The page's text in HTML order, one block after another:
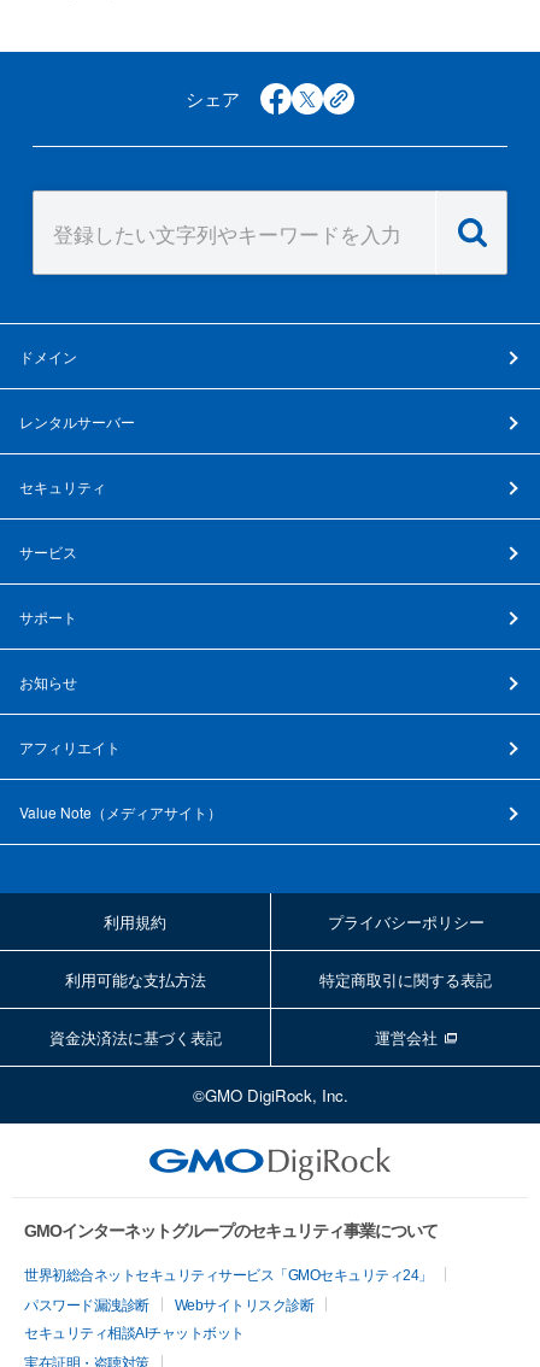
シェア facebook
x copy
ドメイン
レンタルサーバー
セキュリティ
サービス
サポート
お知らせ
アフィリエイト
Value Note（ メディアサイト ）
利用規約 プライバシーポリシー
利用可能な支払方法 特定商取引に関する表記
資金決済法に基づく表記 運営会社
©GMO DigiRock, Inc.
GMOインターネットグループのセキュリティ事業について
世界初総合ネットセキュリティサービス「GMOセキュリティ24」
パスワード漏洩診断
Webサイトリスク診断
セキュリティ相談AIチャットボット
実在証明・盗聴対策